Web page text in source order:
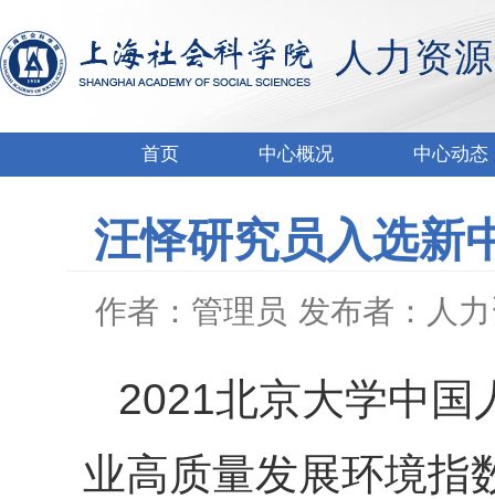
人力资
首页 中心概况 中心动态
汪怿研究员入选新
作者：管理员 发布者：人
2021北京大学中国
业高质量发展环境指